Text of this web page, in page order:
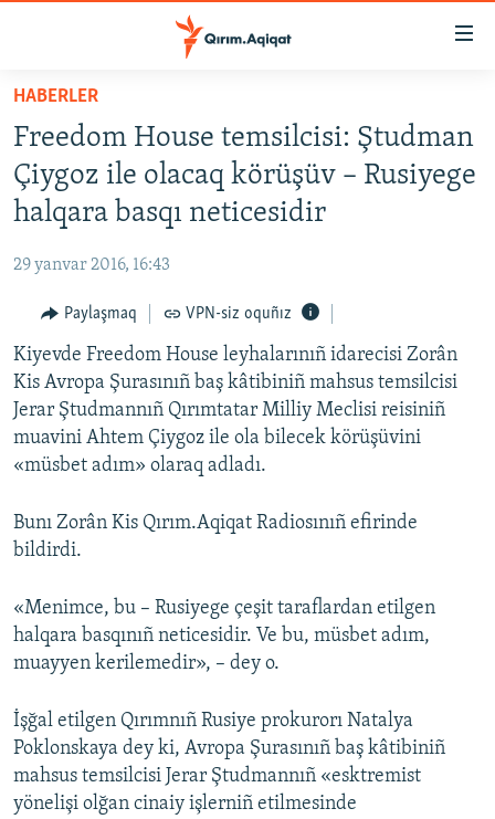
Esas
qaytmaq
Baş
navigatsiyağa
qaytmaq
Qıdıruvğa
qaytmaq
HABERLER
İQTİSADİYAT
MEDENİYET
İNSAN AQLARI
VİDEO
SÜRET
BLOGLAR
FİKİR
Русский
QOŞULIÑIZ!
RFE/RS bütün saytları
HABERLER
Freedom House temsilcisi: Ştudman
Çiygoz ile olacaq körüşüv – Rusiyege
halqara basqı neticesidir
29 yanvar 2016, 16:43
Paylaşmaq VPN-siz oquñız
Kiyevde Freedom House leyhalarınıñ idarecisi Zorân
Kis Avropa Şurasınıñ baş kâtibiniñ mahsus temsilcisi
Jerar Ştudmannıñ Qırımtatar Milliy Meclisi reisiniñ
muavini Ahtem Çiygoz ile ola bilecek körüşüvini
«müsbet adım» olaraq adladı.
Bunı Zorân Kis Qırım.Aqiqat Radiosınıñ efirinde
bildirdi.
«Menimce, bu – Rusiyege çeşit taraflardan etilgen
halqara basqınıñ neticesidir. Ve bu, müsbet adım,
muayyen kerilemedir», – dey o.
İşğal etilgen Qırımnıñ Rusiye prokurorı Natalya
Poklonskaya dey ki, Avropa Şurasınıñ baş kâtibiniñ
mahsus temsilcisi Jerar Ştudmannıñ «esktremist
yönelişi olğan cinaiy işlerniñ etilmesinde